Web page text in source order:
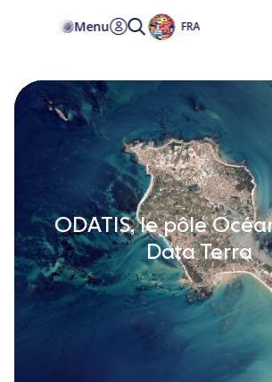
Menu FRA
ODATIS, le pôle
Data Terra